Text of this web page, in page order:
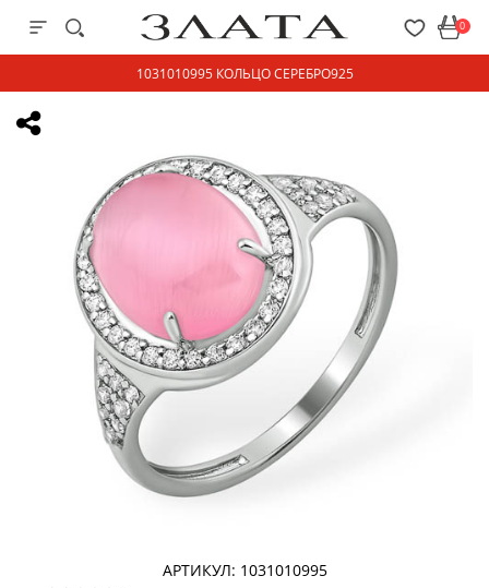
0
1031010995 КОЛЬЦО СЕРЕБРО925
АРТИКУЛ: 1031010995